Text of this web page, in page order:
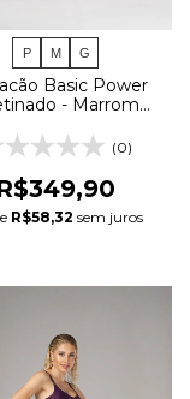
P M G
Basic Power
- Marrom
(0)
R$58,32 sem juros